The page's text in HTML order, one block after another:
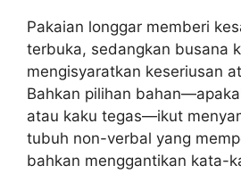
Pakaian longgar memberi
terbuka, sedangkan busana
mengisyaratkan keseriusan
Bahkan pilihan
atau kaku tegas—ikut
tubuh non-verbal yang
bahkan menggantikan kata-